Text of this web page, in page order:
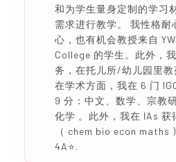
和为学生量身定制的学习
需求进行教学。 我性格耐
心，也有机会教授来自
College 的学生。此外，
务，在托儿所/幼儿园里
在学术方面，我在 6 门
9 分：中文、数学、宗教
化学 。此外，我在 IAs 获
（ chem bio econ maths
4A⭐️.